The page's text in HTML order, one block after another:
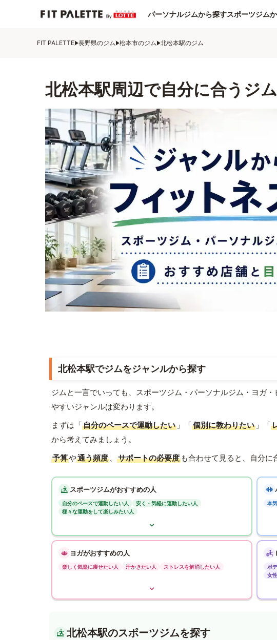
パーソナルジムから探すスポーツジム
FIT PALETTE 長野県のジム 松本市のジム 北松本駅のジム
北松本駅周辺で自分に合うジ
北松本駅でジムをジャンルから探す
ジムと一言でいっても、スポーツジム・パーソナルジム・ヨガ
やすいジャンルは変わります。
まずは「自分のペースで運動したい 」「個別に教わりたい 」「
から考えてみましょう。
予算や通う頻度 、 サポートの必要度 も合わせて見ると、自分に
スポーツジムがおすすめの人
自分のペースで運動したい人
安く・気軽に運動したい人
様々な運動をして楽しみたい人
本
ヨガがおすすめの人
楽しく気楽に痩せたい人 汗かきたい人 ストレスを解消したい人 ボ
女
北松本駅のスポーツジムを探す